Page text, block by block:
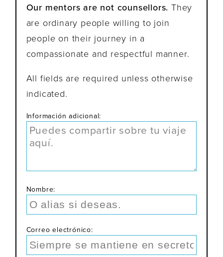
Our mentors are not counsellors. They
are ordinary people willing to join
people on their journey in a
compassionate and respectful manner.
All fields are required unless otherwise
indicated.
Información adicional:
Nombre:
Correo electrónico: